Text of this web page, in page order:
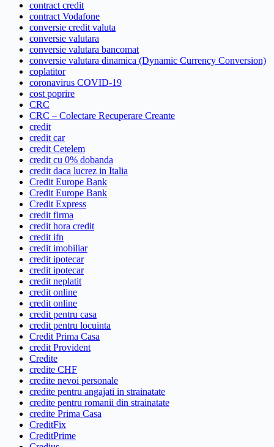
contract credit
contract Vodafone
conversie credit valuta
conversie valutara
conversie valutara bancomat
conversie valutara dinamica (Dynamic Currency Conversion)
coplatitor
coronavirus COVID-19
cost poprire
CRC
CRC – Colectare Recuperare Creante
credit
credit car
credit Cetelem
credit cu 0% dobanda
credit daca lucrez in Italia
Credit Europe Bank
Credit Europe Bank
Credit Express
credit firma
credit hora credit
credit ifn
credit imobiliar
credit ipotecar
credit ipotecar
credit neplatit
credit online
credit online
credit pentru casa
credit pentru locuinta
Credit Prima Casa
credit Provident
Credite
credite CHF
credite nevoi personale
credite pentru angajati in strainatate
credite pentru romanii din strainatate
credite Prima Casa
CreditFix
CreditPrime